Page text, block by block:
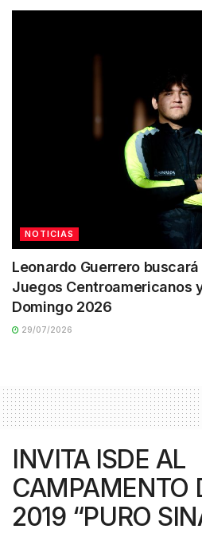
NOTICIAS
Leonardo Guerrero
Juegos Centroamericanos
Domingo 2026
29/07/2026
INVITA ISDE AL
CAMPAMENTO
2019 “PURO